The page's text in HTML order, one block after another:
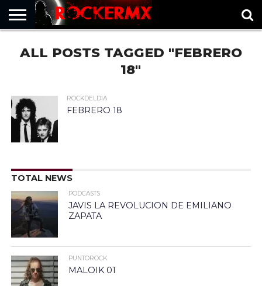
MUSICNEWS
FRAGMENTOS
ROCKERMX
BASEVARSOVIA
PUNTOROCK
ALL POSTS TAGGED "FEBRERO
18"
ROCKDELDIA
FEBRERO 18
TOTAL NEWS
PODCASTS
JAVIS LA REVOLUCION DE EMILIANO
ZAPATA
PUNTOROCK
MALOIK 01